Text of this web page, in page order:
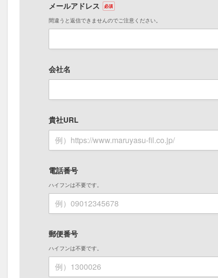
メールアドレス 必須
間違うと返信できませんのでご注意ください。
会社名
貴社URL
電話番号
ハイフンは不要です。
郵便番号
ハイフンは不要です。